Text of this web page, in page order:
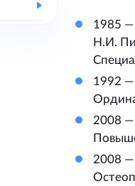
1985 —
Н.И.
1992
2008 —
2008 —